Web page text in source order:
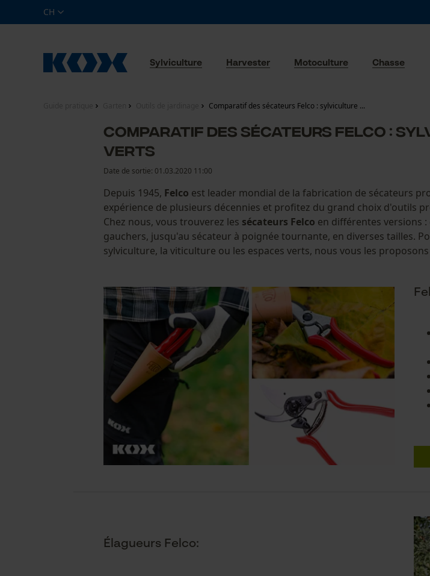
CH
Sylviculture Harvester Motoculture Chasse
Comparatif des sécateurs Felco : sylviculture ...
Comparatif des sécateurs Felco :
verts
Date de sortie: 01.03.2020 11:00
Depuis 1945, Felco est leader mondial de la fabrication de sécateurs
expérience de plusieurs décennies et profitez du grand choix d'outils
Chez nous, vous trouverez les sécateurs Felco en différentes versions
gauchers, jusqu'au sécateur à poignée tournante, en diverses tailles.
sylviculture, la viticulture ou les espaces verts, nous vous les
Élagueurs Felco: